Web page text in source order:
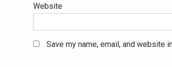
Website
Save my name, email, and website